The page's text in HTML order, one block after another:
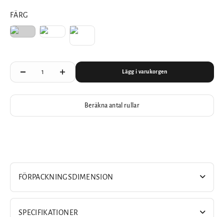
FÄRG
Lägg i varukorgen
Beräkna antal rullar
FÖRPACKNINGSDIMENSION
SPECIFIKATIONER